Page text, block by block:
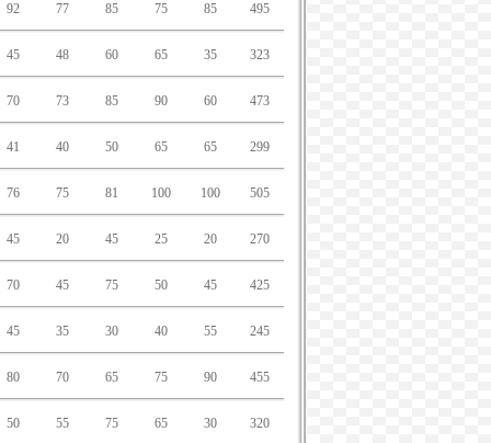
92 77 85 75 85 495
45 48 60 65 35 323
70 73 85 90 60 473
41 40 50 65 65 299
76 75 81 100 100 505
45 20 45 25 20 270
70 45 75 50 45 425
45 35 30 40 55 245
80 70 65 75 90 455
50 55 75 65 30 320